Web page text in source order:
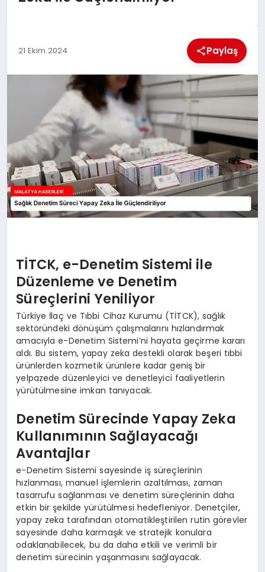
EKONOMI
SIYASET
SPOR
21 Ekim 2024 Paylaş
TİTCK, e-Denetim Sistemi ile
Düzenleme ve Denetim
Süreçlerini Yeniliyor
Türkiye İlaç ve Tıbbi Cihaz Kurumu (TİTCK), sağlık
sektöründeki dönüşüm çalışmalarını hızlandırmak
amacıyla e-Denetim Sistemi’ni hayata geçirme kararı
aldı. Bu sistem, yapay zeka destekli olarak beşeri tıbbi
ürünlerden kozmetik ürünlere kadar geniş bir
yelpazede düzenleyici ve denetleyici faaliyetlerin
yürütülmesine imkan tanıyacak.
Denetim Sürecinde Yapay Zeka
Kullanımının Sağlayacağı
Avantajlar
e-Denetim Sistemi sayesinde iş süreçlerinin
hızlanması, manuel işlemlerin azaltılması, zaman
tasarrufu sağlanması ve denetim süreçlerinin daha
etkin bir şekilde yürütülmesi hedefleniyor. Denetçiler,
yapay zeka tarafından otomatikleştirilen rutin görevler
sayesinde daha karmaşık ve stratejik konulara
odaklanabilecek, bu da daha etkili ve verimli bir
denetim sürecinin yaşanmasını sağlayacak.